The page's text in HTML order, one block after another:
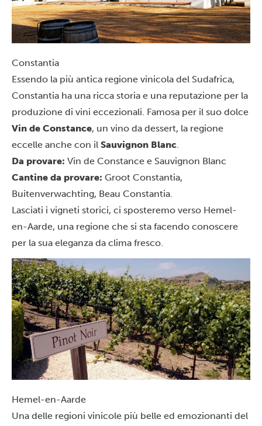
Constantia
Essendo la più antica regione vinicola del Sudafrica,
Constantia ha una ricca storia e una reputazione per la
produzione di vini eccezionali. Famosa per il suo dolce
Vin de Constance, un vino da dessert, la regione
eccelle anche con il Sauvignon Blanc.
Da provare: Vin de Constance e Sauvignon Blanc
Cantine da provare: Groot Constantia,
Buitenverwachting, Beau Constantia.
Lasciati i vigneti storici, ci sposteremo verso Hemel-
en-Aarde, una regione che si sta facendo conoscere
per la sua eleganza da clima fresco.
Hemel-en-Aarde
Una delle regioni vinicole più belle ed emozionanti del